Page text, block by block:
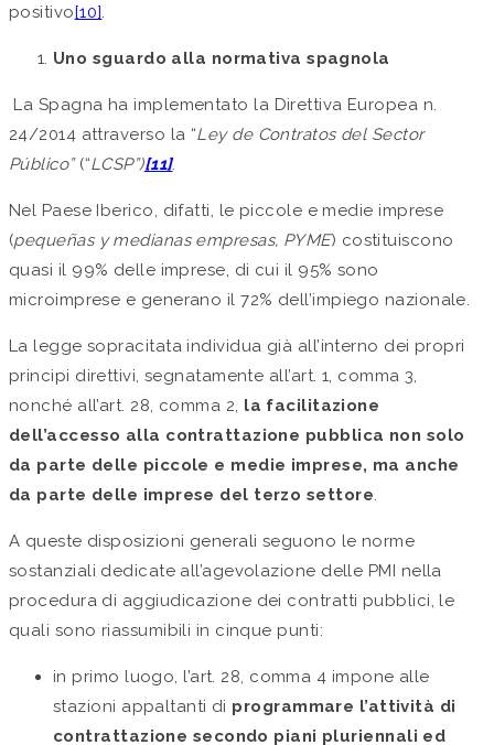
positivo[10].
Uno sguardo alla normativa spagnola
La Spagna ha implementato la Direttiva Europea n.
24/2014 attraverso la “Ley de Contratos del Sector
Público”(“LCSP”)[11].
Nel Paese Iberico, difatti, le piccole e medie imprese
(pequeñas y medianas empresas, PYME) costituiscono
quasi il 99% delle imprese, di cui il 95% sono
microimprese e generano il 72% dell’impiego nazionale.
La legge sopracitata individua già all’interno dei propri
principi direttivi, segnatamente all’art. 1, comma 3,
nonché all’art. 28, comma 2, la facilitazione
dell’accesso alla contrattazione pubblica non solo
da parte delle piccole e medie imprese, ma anche
da parte delle imprese del terzo settore.
A queste disposizioni generali seguono le norme
sostanziali dedicate all’agevolazione delle PMI nella
procedura di aggiudicazione dei contratti pubblici, le
quali sono riassumibili in cinque punti:
in primo luogo, l’art. 28, comma 4 impone alle
stazioni appaltanti di programmare l’attività di
contrattazione secondo piani pluriennali ed